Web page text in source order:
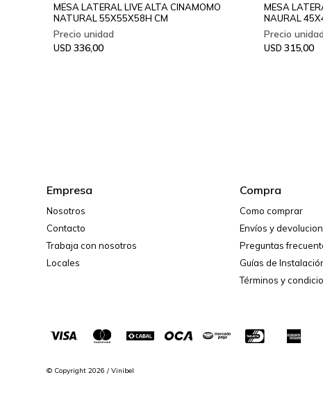
MESA LATERAL LIVE ALTA CINAMOMO
NATURAL 55X55X58H CM
USD 336,00
MESA
NAURAL
USD 315,00
Empresa
Nosotros
Contacto
Trabaja con nosotros
Locales
Compra
Como comprar
Envíos y
Preguntas
Guías de
Términos y
© Copyright 2026 / Vinibel